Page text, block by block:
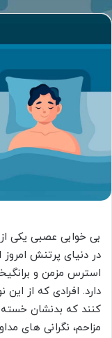
بی خوابی عصبی یکی
در دنیای پرتنش
استرس مزمن و
دارد. افرادی که از
کنند که بدنشان
مزاحم، نگرانی های